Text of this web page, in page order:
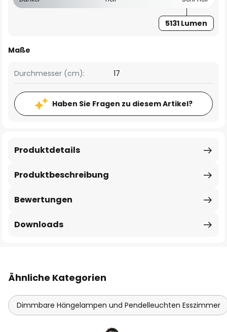
5131 Lumen
Maße
Durchmesser (cm): 17
Haben Sie Fragen zu diesem Artikel?
Produktbeschreibung
Produktdetails
Bewertungen
Downloads
Ähnliche Kategorien
Dimmbare Hängelampen und Pendelleuchten Esszimmer